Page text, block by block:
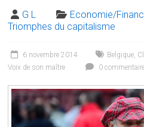
G L Economie/
Triomphes du capitalisme
6 novembre 2014 Belgique,
Voix de son maître
0